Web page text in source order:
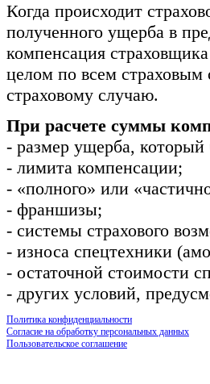
Когда происходит
полученного ущерба в
компенсация
целом по всем страховым
страховому случаю.
При расчете суммы
- размер ущерба,
- лимита компенсации;
- «полного» или
- франшизы;
- системы страхового
- износа спецтехники
- остаточной стоимости
- других условий,
Политика конфиденциальности
Согласие на обработку персональных данных
Пользовательское соглашение